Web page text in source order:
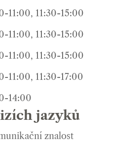
11:00, 11:30-15:00
11:00, 11:30-15:00
11:00, 11:30-15:00
11:00, 11:30-17:00
14:00
jazyků
znalost